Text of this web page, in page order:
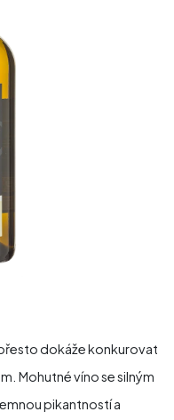
dokáže konkurovat
Mohutné víno se silným
pikantností a